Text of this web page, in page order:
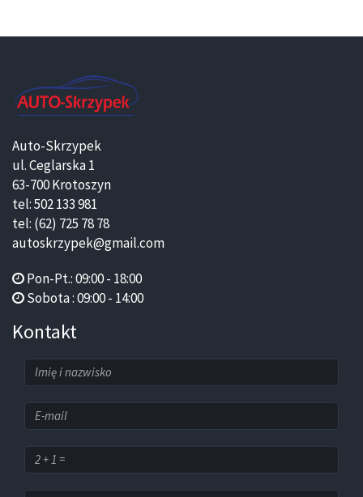
Auto-Skrzypek
ul. Ceglarska 1
63-700 Krotoszyn
tel: 502 133 981
tel: (62) 725 78 78
autoskrzypek@gmail.com
Pon-Pt.: 09:00 - 18:00
Sobota : 09:00 - 14:00
Kontakt